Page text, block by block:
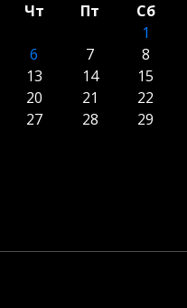
Чт Пт
Сб
1
6 7
8
13 14
15
20 21
22
27 28
29